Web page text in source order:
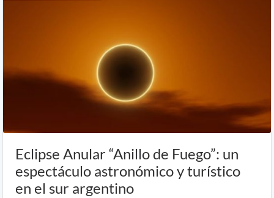
Eclipse Anular “Anillo de Fuego”: un
espectáculo astronómico y turístico
en el sur argentino